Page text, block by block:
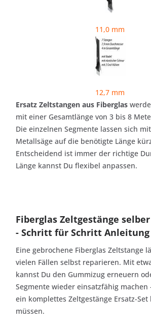
11,0 mm
12,7 mm
Ersatz Zeltstangen aus Fiberglas
mit einer Gesamtlänge von 3 bis 8
Die einzelnen Segmente lassen sich
Metallsäge auf die benötigte Länge
Entscheidend ist immer der richtige
Länge kannst Du flexibel anpassen.
Fiberglas Zeltgestänge
- Schritt für Schritt Anleitung
Eine gebrochene Fiberglas Zeltstange
vielen Fällen selbst reparieren. Mit
kannst Du den Gummizug erneuern
Segmente wieder einsatzfähig
ein komplettes Zeltgestänge Ersatz-Set
müssen.